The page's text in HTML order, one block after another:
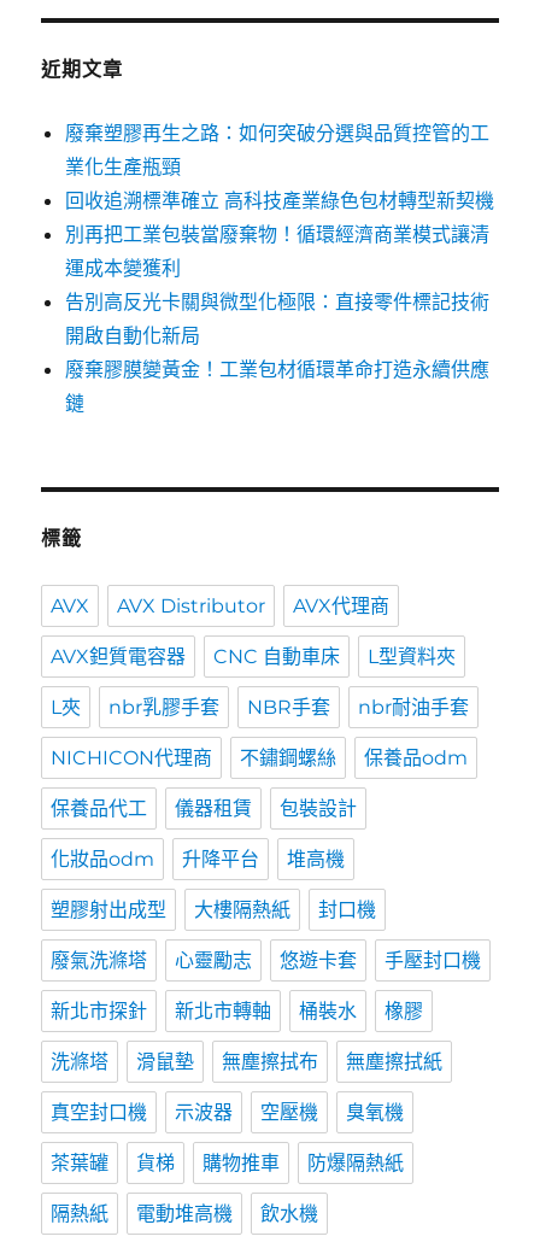
近期文章
廢棄塑膠再生之路：如何突破分選與品質控管的工
業化生產瓶頸
回收追溯標準確立 高科技產業綠色包材轉型新契機
別再把工業包裝當廢棄物！循環經濟商業模式讓清
運成本變獲利
告別高反光卡關與微型化極限：直接零件標記技術
開啟自動化新局
廢棄膠膜變黃金！工業包材循環革命打造永續供應
鏈
標籤
AVX AVX Distributor AVX代理商
AVX鉭質電容器 CNC 自動車床 L型資料夾
L夾 nbr乳膠手套 NBR手套 nbr耐油手套
NICHICON代理商 不鏽鋼螺絲 保養品odm
保養品代工 儀器租賃 包裝設計
化妝品odm 升降平台 堆高機
塑膠射出成型 大樓隔熱紙 封口機
廢氣洗滌塔 心靈勵志 悠遊卡套 手壓封口機
新北市探針 新北市轉軸 桶裝水 橡膠
洗滌塔 滑鼠墊 無塵擦拭布 無塵擦拭紙
真空封口機 示波器 空壓機 臭氧機
茶葉罐 貨梯 購物推車 防爆隔熱紙
隔熱紙 電動堆高機 飲水機